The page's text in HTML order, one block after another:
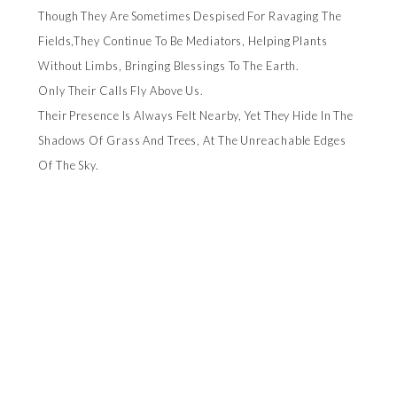
Though They Are Sometimes Despised For Ravaging The
Fields,they Continue To Be Mediators, Helping Plants
Without Limbs, Bringing Blessings To The Earth.
Only Their Calls Fly Above Us.
Their Presence Is Always Felt Nearby, Yet They Hide In The
Shadows Of Grass And Trees, At The Unreachable Edges
Of The Sky.